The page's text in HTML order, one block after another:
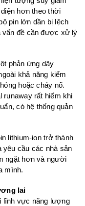
hơn theo thời
pin lớn dần bị lệch
vấn đề cần được xử lý
phản ứng dây
khả năng kiểm
hoặc cháy nổ.
runaway rất hiếm khi
có hệ thống quản
lithium-ion trở thành
yêu cầu các nhà sản
ngặt hơn và người
mình.
lai
lĩnh vực năng lượng